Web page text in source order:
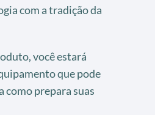
com a tradição da
você estará
que pode
como prepara suas